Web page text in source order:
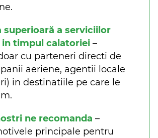
superioară a serviciilor
timpul calatoriei –
cu parteneri directi de
aeriene, agentii locale
in destinatiile pe care le
ne recomanda –
principale pentru